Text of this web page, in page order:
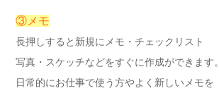
③メモ
長押しすると新規にメモ・チェックリスト
写真・スケッチなどをすぐに作成ができます。
日常的にお仕事で使う方やよく新しいメモを